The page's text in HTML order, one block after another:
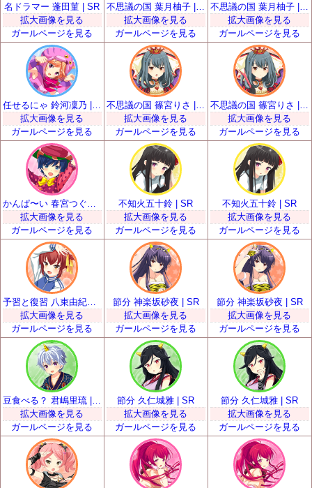
名ドラマー 蓬田菫 | SR
拡大画像を見る
ガールページを見る
不思議の国 葉月柚子 | SR
拡大画像を見る
ガールページを見る
不思議の国 葉月柚子 | SR
拡大画像を見る
ガールページを見る
拡大画像を見る
ガールページを見る
不思議の国 篠宮りさ | SR
拡大画像を見る
ガールページを見る
不思議の国 篠宮りさ | SR
拡大画像を見る
ガールページを見る
拡大画像を見る
ガールページを見る
不知火五十鈴 | SR
拡大画像を見る
ガールページを見る
不知火五十鈴 | SR
拡大画像を見る
ガールページを見る
拡大画像を見る
ガールページを見る
節分 神楽坂砂夜 | SR
拡大画像を見る
ガールページを見る
節分 神楽坂砂夜 | SR
拡大画像を見る
ガールページを見る
拡大画像を見る
ガールページを見る
節分 久仁城雅 | SR
拡大画像を見る
ガールページを見る
節分 久仁城雅 | SR
拡大画像を見る
ガールページを見る